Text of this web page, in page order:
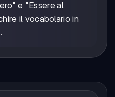
e "Essere al
il vocabolario in